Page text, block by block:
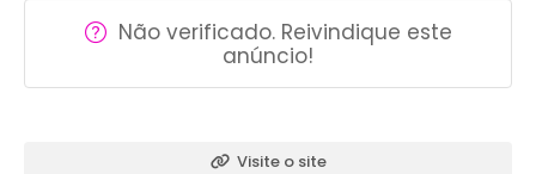
Não verificado. Reivindique este
anúncio!
Visite o site